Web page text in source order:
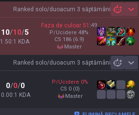
Ranked solo/duoacum 3 săptămâni
10/10/5
1.50:1 KDA
Faza de culoar 51 :49
P/Ucidere 48%
CS 186 (6.9)
master
Ranked solo/duoacum 3 săptămâni
0/0/0
0.00:1 KDA
P/Ucidere 0%
CS 0 (0)
master